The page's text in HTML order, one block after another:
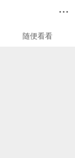
随便看看